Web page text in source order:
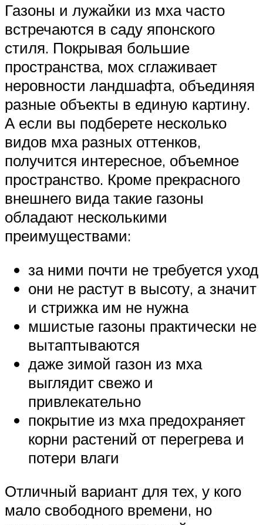
Газоны и лужайки из мха часто
встречаются в саду японского
стиля. Покрывая большие
пространства, мох сглаживает
неровности ландшафта, объединяя
разные объекты в единую картину.
А если вы подберете несколько
видов мха разных оттенков,
получится интересное, объемное
пространство. Кроме прекрасного
внешнего вида такие газоны
обладают несколькими
преимуществами:
за ними почти не требуется уход
они не растут в высоту, а значит
и стрижка им не нужна
мшистые газоны практически не
вытаптываются
даже зимой газон из мха
выглядит свежо и
привлекательно
покрытие из мха предохраняет
корни растений от перегрева и
потери влаги
Отличный вариант для тех, у кого
мало свободного времени, но